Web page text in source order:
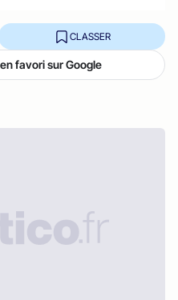
CLASSER
favori sur Google